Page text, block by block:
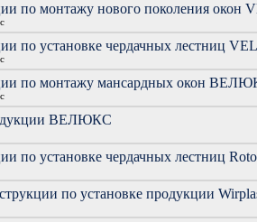
по монтажу нового поколения окон
по установке чердачных лестниц
по монтажу мансардных окон
ВЕЛЮКС
по установке чердачных лестниц Roto
по установке продукции